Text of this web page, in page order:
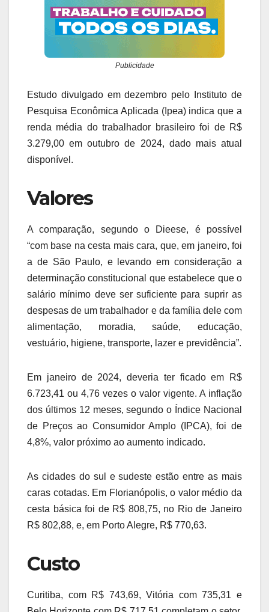
Publicidade
Estudo divulgado em dezembro pelo Instituto de
Pesquisa Econômica Aplicada (Ipea) indica que a
renda média do trabalhador brasileiro foi de R$
3.279,00 em outubro de 2024, dado mais atual
disponível.
Valores
A comparação, segundo o Dieese, é possível
“com base na cesta mais cara, que, em janeiro, foi
a de São Paulo, e levando em consideração a
determinação constitucional que estabelece que o
salário mínimo deve ser suficiente para suprir as
despesas de um trabalhador e da família dele com
alimentação, moradia, saúde, educação,
vestuário, higiene, transporte, lazer e previdência”.
Em janeiro de 2024, deveria ter ficado em R$
6.723,41 ou 4,76 vezes o valor vigente. A inflação
dos últimos 12 meses, segundo o Índice Nacional
de Preços ao Consumidor Amplo (IPCA), foi de
4,8%, valor próximo ao aumento indicado.
As cidades do sul e sudeste estão entre as mais
caras cotadas. Em Florianópolis, o valor médio da
cesta básica foi de R$ 808,75, no Rio de Janeiro
R$ 802,88, e, em Porto Alegre, R$ 770,63.
Custo
Curitiba, com R$ 743,69, Vitória com 735,31 e